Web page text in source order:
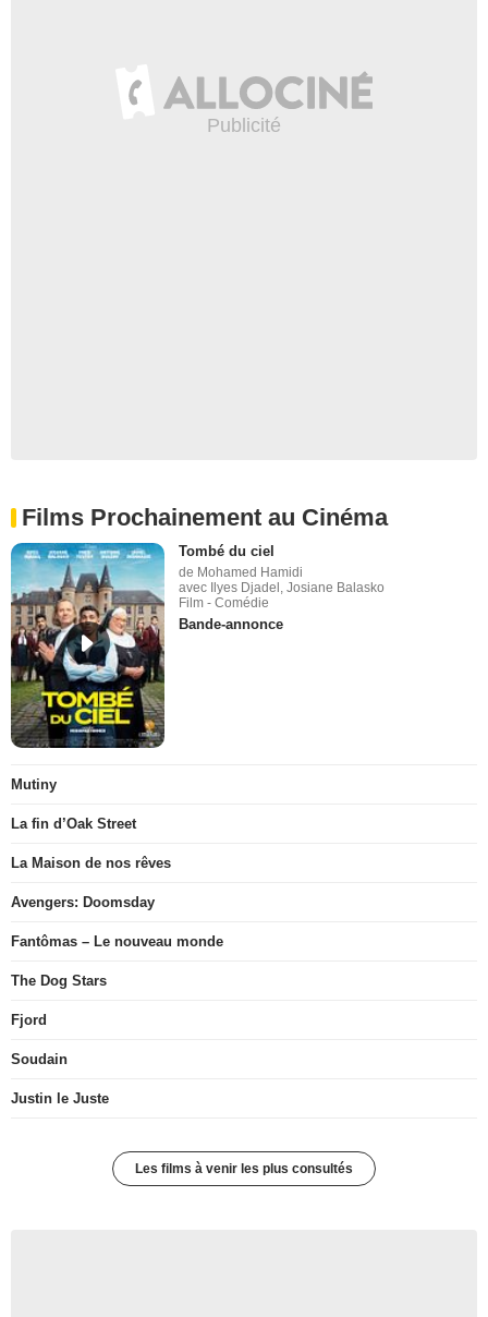
Films Prochainement au Cinéma
Tombé du ciel
de Mohamed Hamidi
avec Ilyes Djadel, Josiane Balasko
Film - Comédie
Bande-annonce
Mutiny
La fin d’Oak Street
La Maison de nos rêves
Avengers: Doomsday
Fantômas – Le nouveau monde
The Dog Stars
Fjord
Soudain
Justin le Juste
Les films à venir les plus consultés